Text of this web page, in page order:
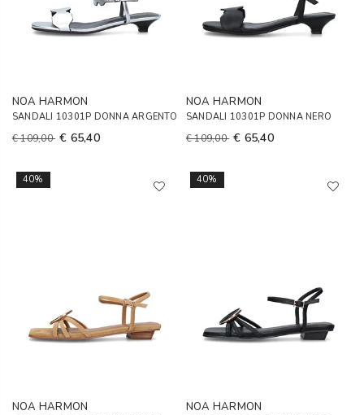
NOA HARMON
SANDALI 10301P DONNA ARGENTO
€ 109,00 € 65,40
NOA HARMON
SANDALI 10301P DONNA NERO
€ 109,00 € 65,40
40%
NOA HARMON
40%
NOA HARMON